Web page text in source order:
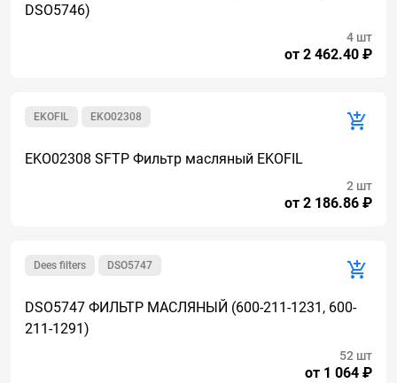
DSO5746)
от 2 462.40 ₽
4 шт
EKO02308
EKOFIL
EKO02308 SFTP Фильтр масляный EKOFIL
от 2 186.86 ₽
2 шт
DSO5747
Dees filters
DSO5747 ФИЛЬТР МАСЛЯНЫЙ (600-211-1231, 600-
211-1291)
от 1 064 ₽
52 шт